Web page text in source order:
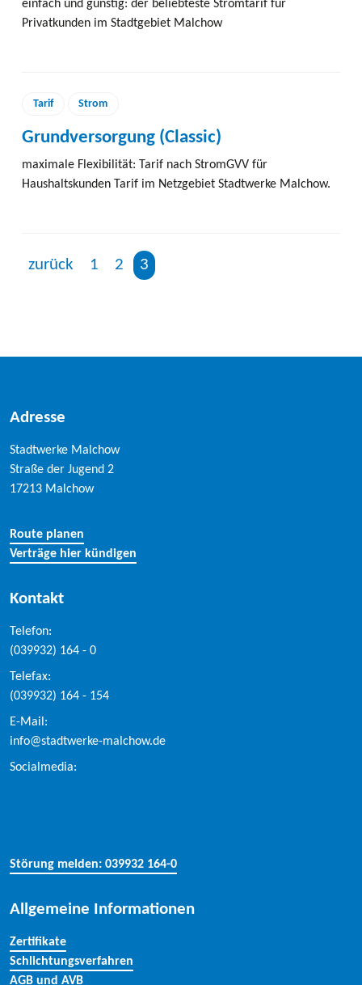
einfach und günstig: der beliebteste Stromtarif für
Privatkunden im Stadtgebiet Malchow
Tarif Strom
Grundversorgung (Classic)
maximale Flexibilität: Tarif nach StromGVV für
Haushaltskunden Tarif im Netzgebiet Stadtwerke Malchow.
zurück 1 2 3
Adresse
Stadtwerke Malchow
Straße der Jugend 2
17213 Malchow
Route planen
Verträge hier kündigen
Kontakt
Telefon:
(039932) 164 - 0
Telefax:
(039932) 164 - 154
E-Mail:
info@stadtwerke-malchow.de
Socialmedia:
Störung melden: 039932 164-0
Allgemeine Informationen
Zertifikate
Schlichtungsverfahren
AGB und AVB